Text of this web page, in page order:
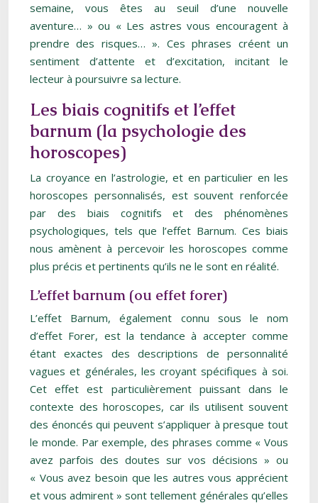
semaine, vous êtes au seuil d’une nouvelle
aventure… » ou « Les astres vous encouragent à
prendre des risques… ». Ces phrases créent un
sentiment d’attente et d’excitation, incitant le
lecteur à poursuivre sa lecture.
Les biais cognitifs et l’effet
barnum (la psychologie des
horoscopes)
La croyance en l’astrologie, et en particulier en les
horoscopes personnalisés, est souvent renforcée
par des biais cognitifs et des phénomènes
psychologiques, tels que l’effet Barnum. Ces biais
nous amènent à percevoir les horoscopes comme
plus précis et pertinents qu’ils ne le sont en réalité.
L’effet barnum (ou effet forer)
L’effet Barnum, également connu sous le nom
d’effet Forer, est la tendance à accepter comme
étant exactes des descriptions de personnalité
vagues et générales, les croyant spécifiques à soi.
Cet effet est particulièrement puissant dans le
contexte des horoscopes, car ils utilisent souvent
des énoncés qui peuvent s’appliquer à presque tout
le monde. Par exemple, des phrases comme « Vous
avez parfois des doutes sur vos décisions » ou
« Vous avez besoin que les autres vous apprécient
et vous admirent » sont tellement générales qu’elles